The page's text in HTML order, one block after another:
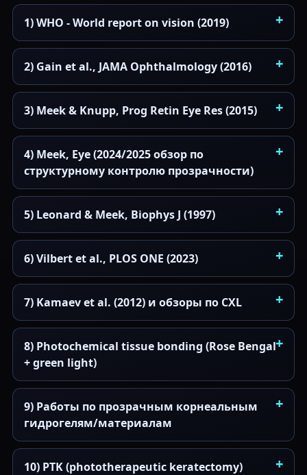
1) WHO - World report on vision (2019)
2) Gain et al., JAMA Ophthalmology (2016)
3) Meek & Knupp, Prog Retin Eye Res (2015)
4) Meek, Eye (2024/2025 обзор по
структурному контролю прозрачности)
5) Leonard & Meek, Biophys J (1997)
6) Vilbert et al., PLOS ONE (2023)
7) Kamaev et al. (2012) и обзоры по CXL
8) Photochemical tissue bonding (Rose Bengal
+ green light)
9) Работы по прозрачным корнеальным
гидрогелям/материалам
10) PTK (phototherapeutic keratectomy)